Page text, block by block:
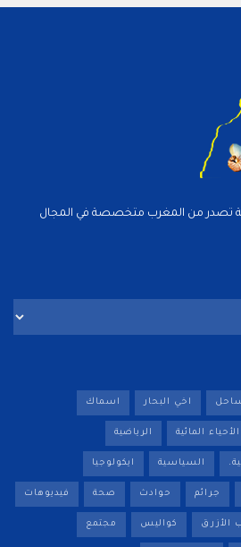
تصدر من المغرب متخصصة في المجال
اخي البحار اسماك
الأحياء المائية الرياضية
السياسية ايكولوجيا
جرائم حوادث صحة فيديوهات
الأزرق كواليس مجتمع